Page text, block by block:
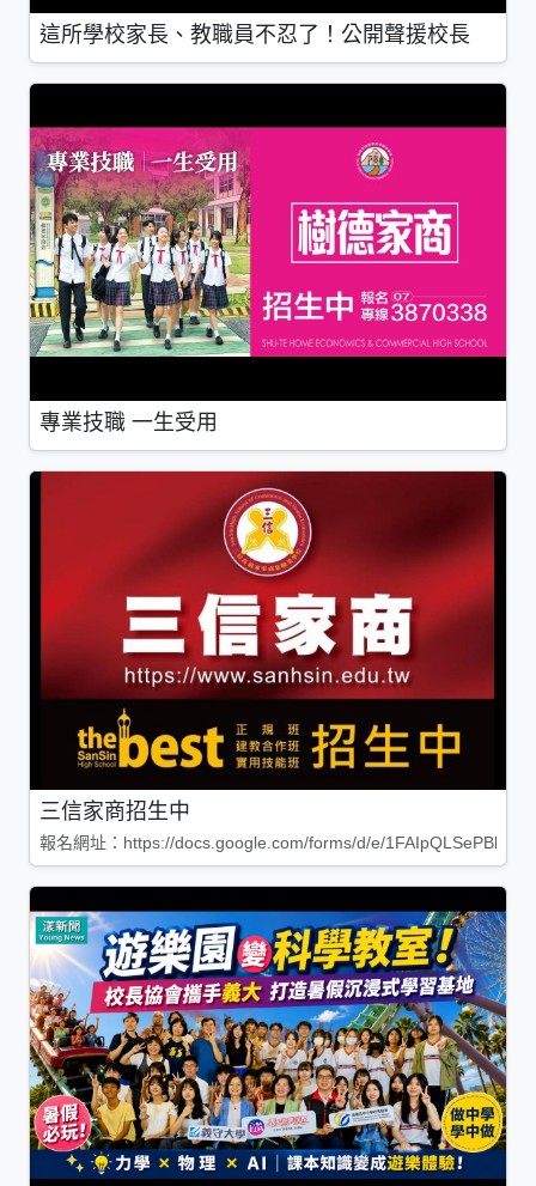
這所學校家長、教職員不忍了！公開聲援校長
專業技職 一生受用
三信家商招生中
報名網址：https://docs.google.com/forms/d/e/